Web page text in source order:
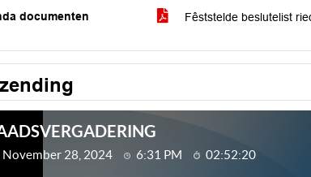
documenten
Fêststelde beslutelist